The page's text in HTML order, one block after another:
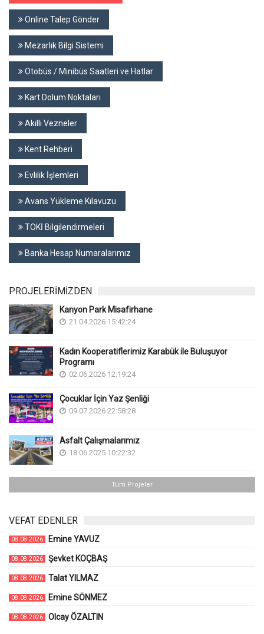
Online Talep Gönder
Mezarlık Bilgi Sistemi
Otobüs / Minibüs Saatleri ve Hatlar
Kart Dolum Noktaları
Akıllı Vezneler
Kent Rehberi
Evlilik İşlemleri
Avans Yükleme Kılavuzu
TOKİ Bilgilendirmeleri
Banka Hesap Numaralarımız
PROJELERİMİZDEN
Kanyon Park Misafirhane
21.04.2026 15:42:24
Kadın Kooperatiflerimiz Karabük ile Buluşuyor
Programı
02.06.2026 12:19:24
Çocuklar İçin Yaz Şenliği
09.07.2026 22:58:28
Asfalt Çalışmalarımız
18.06.2025 10:22:32
Tüm Projeler
VEFAT EDENLER
08.08.2026 Emine YAVUZ
08.08.2026 Şevket KOÇBAŞ
08.08.2026 Talat YILMAZ
08.08.2026 Emine SÖNMEZ
08.08.2026 Olcay ÖZALTIN